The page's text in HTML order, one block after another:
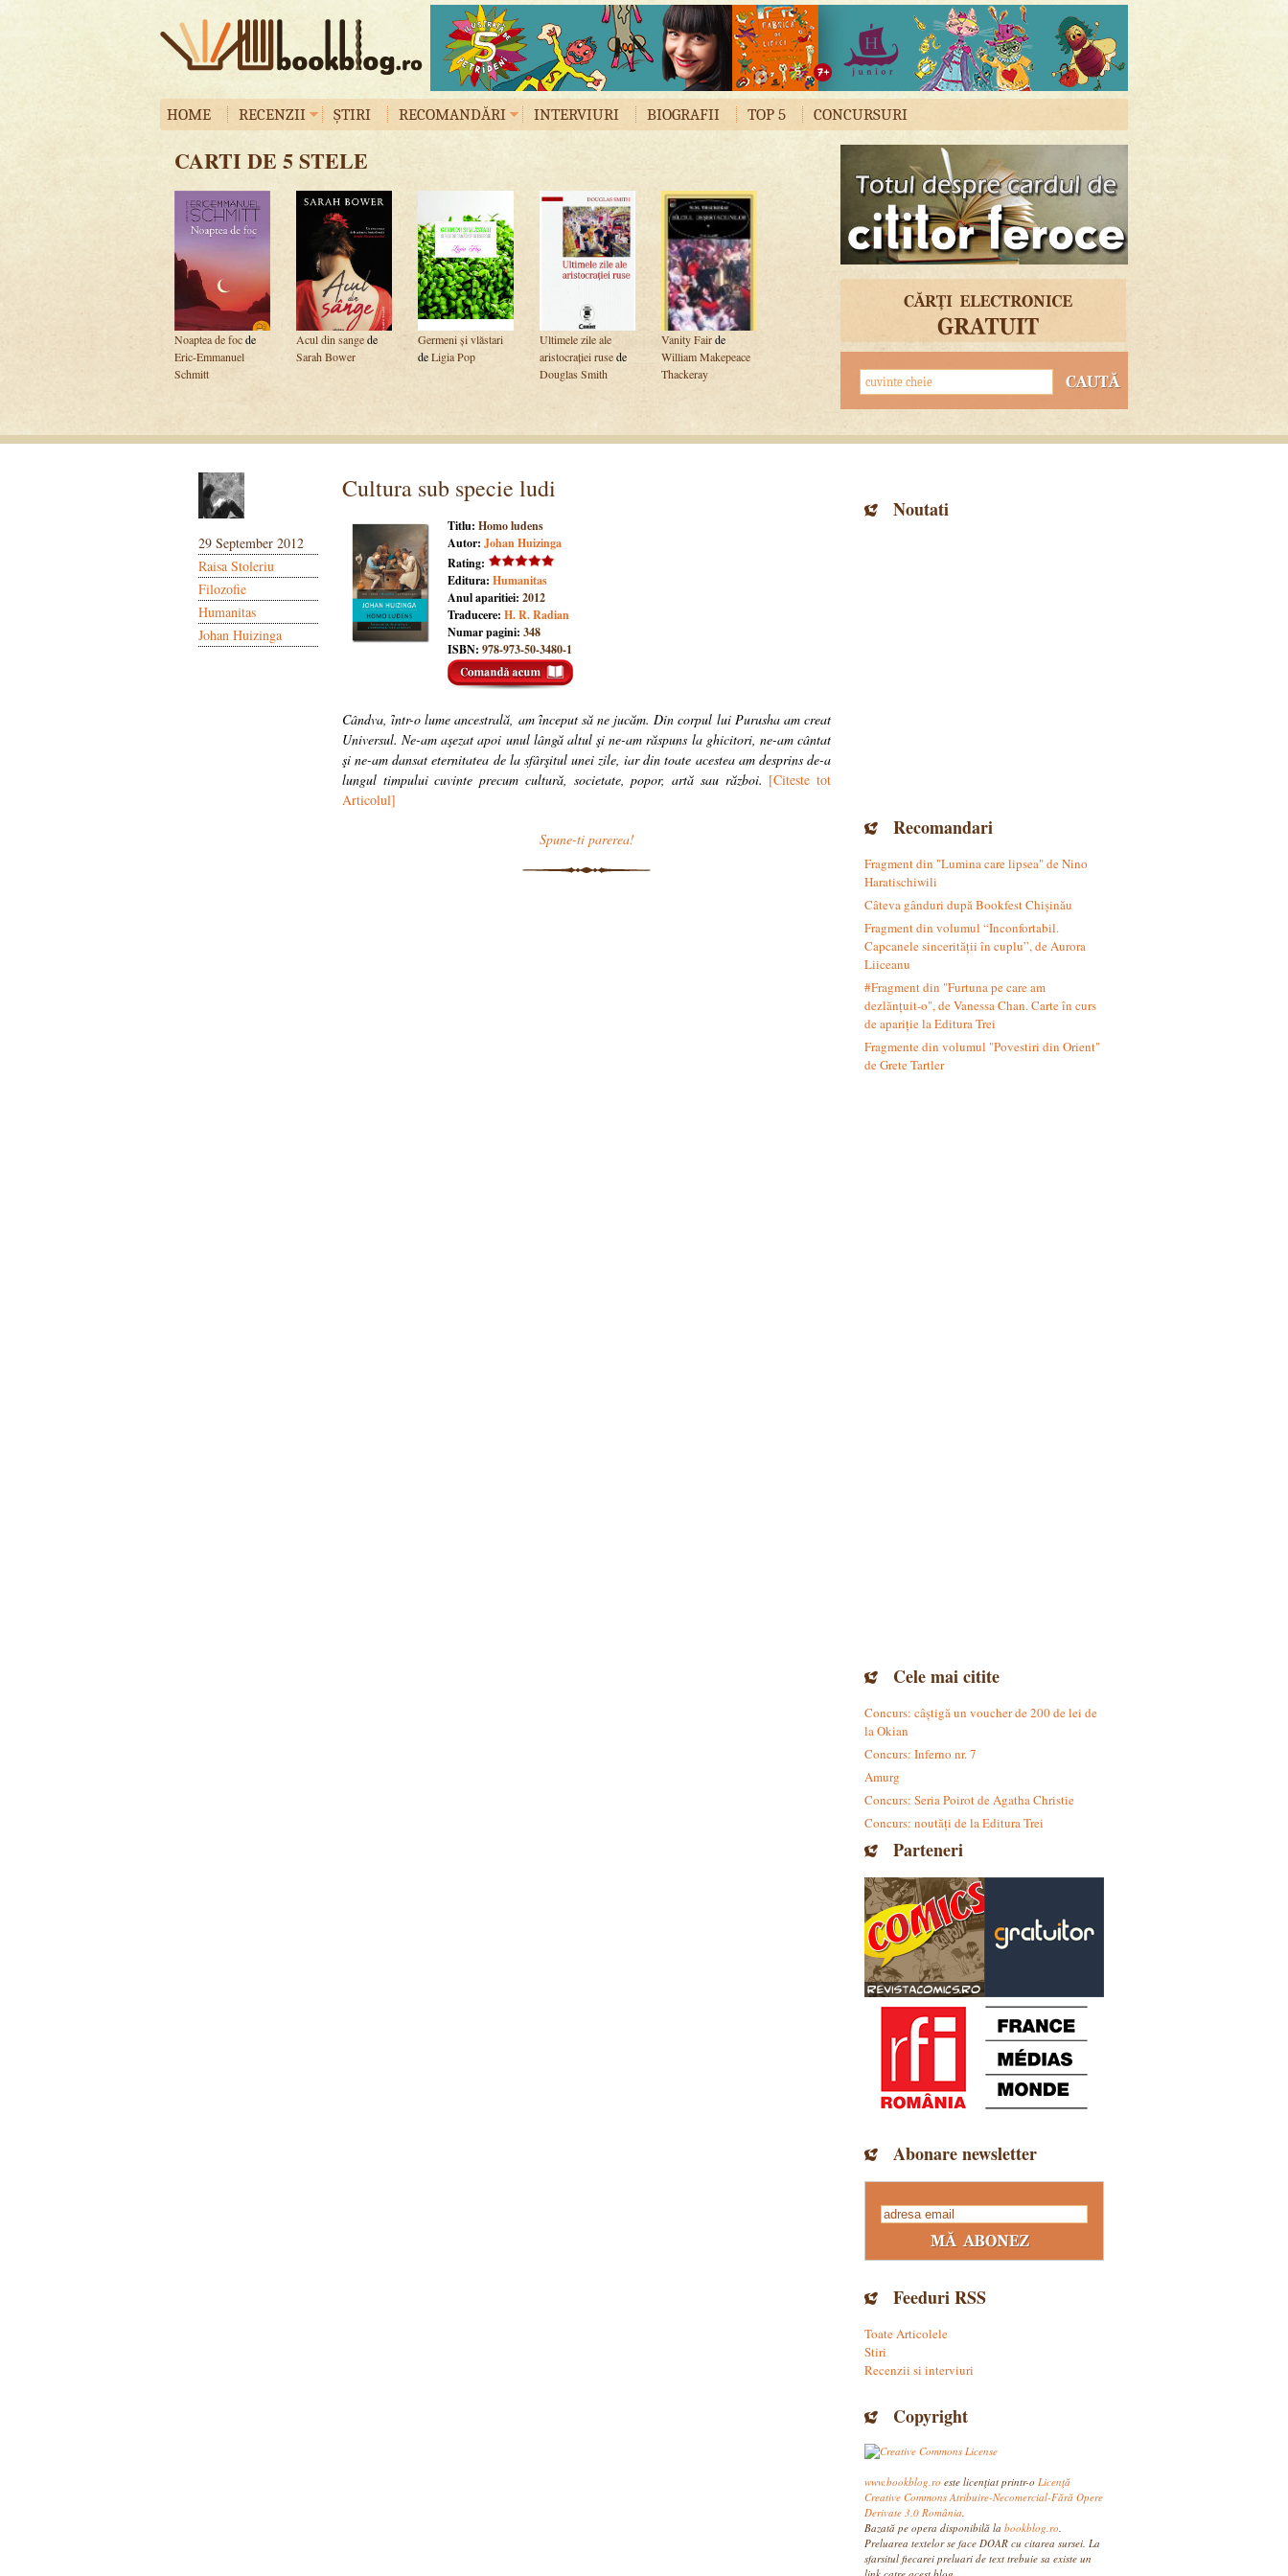
HOME RECENZII ȘTIRI RECOMANDĂRI INTERVIURI BIOGRAFII TOP 5 CONCURSURI
CARTI DE 5 STELE
Noaptea de focde
Eric-Emmanuel
Schmitt
Acul din sangede
Sarah Bower
Germeni și vlăstari
deLigia Pop
Ultimele zile ale
aristocrației rusede
Douglas Smith
Vanity Fairde
William Makepeace
Thackeray
29 September 2012
Raisa Stoleriu
Filozofie
Humanitas
Johan Huizinga
Cultura sub specie ludi
Titlu: Homo ludens
Autor: Johan Huizinga
Rating:
Editura: Humanitas
Anul aparitiei: 2012
Traducere: H. R. Radian
Numar pagini: 348
ISBN: 978-973-50-3480-1
Cândva, ȋntr-o lume ancestrală, am ȋnceput să ne jucăm. Din corpul lui Purusha am creat
Universul. Ne-am aşezat apoi unul lângă altul şi ne-am răspuns la ghicitori, ne-am cântat
şi ne-am dansat eternitatea de la sfârşitul unei zile, iar din toate acestea am desprins de-a
lungul timpului cuvinte precum cultură, societate, popor, artă sau război. [Citeste tot
Articolul]
Spune-ti parerea!
Noutati
Recomandari
Fragment din "Lumina care lipsea" de Nino
Haratischiwili
Câteva gânduri după Bookfest Chișinău
Fragment din volumul “Inconfortabil.
Capcanele sincerității în cuplu”, de Aurora
Liiceanu
#Fragment din "Furtuna pe care am
dezlănțuit-o", de Vanessa Chan. Carte în curs
de apariție la Editura Trei
Fragmente din volumul "Povestiri din Orient"
de Grete Tartler
Cele mai citite
Concurs: câștigă un voucher de 200 de lei de
la Okian
Concurs: Inferno nr. 7
Amurg
Concurs: Seria Poirot de Agatha Christie
Concurs: noutăți de la Editura Trei
Parteneri
Abonare newsletter
Feeduri RSS
Toate Articolele
Stiri
Recenzii si interviuri
Copyright
www.bookblog.ro este licenţiat printr-o Licenţă
Creative Commons Atribuire-Necomercial-Fără Opere
Derivate 3.0 România
Bazată pe opera disponibilă la bookblog.ro
Preluarea textelor se face DOAR cu citarea sursei. La
sfarsitul fiecarei preluari de text trebuie sa existe un